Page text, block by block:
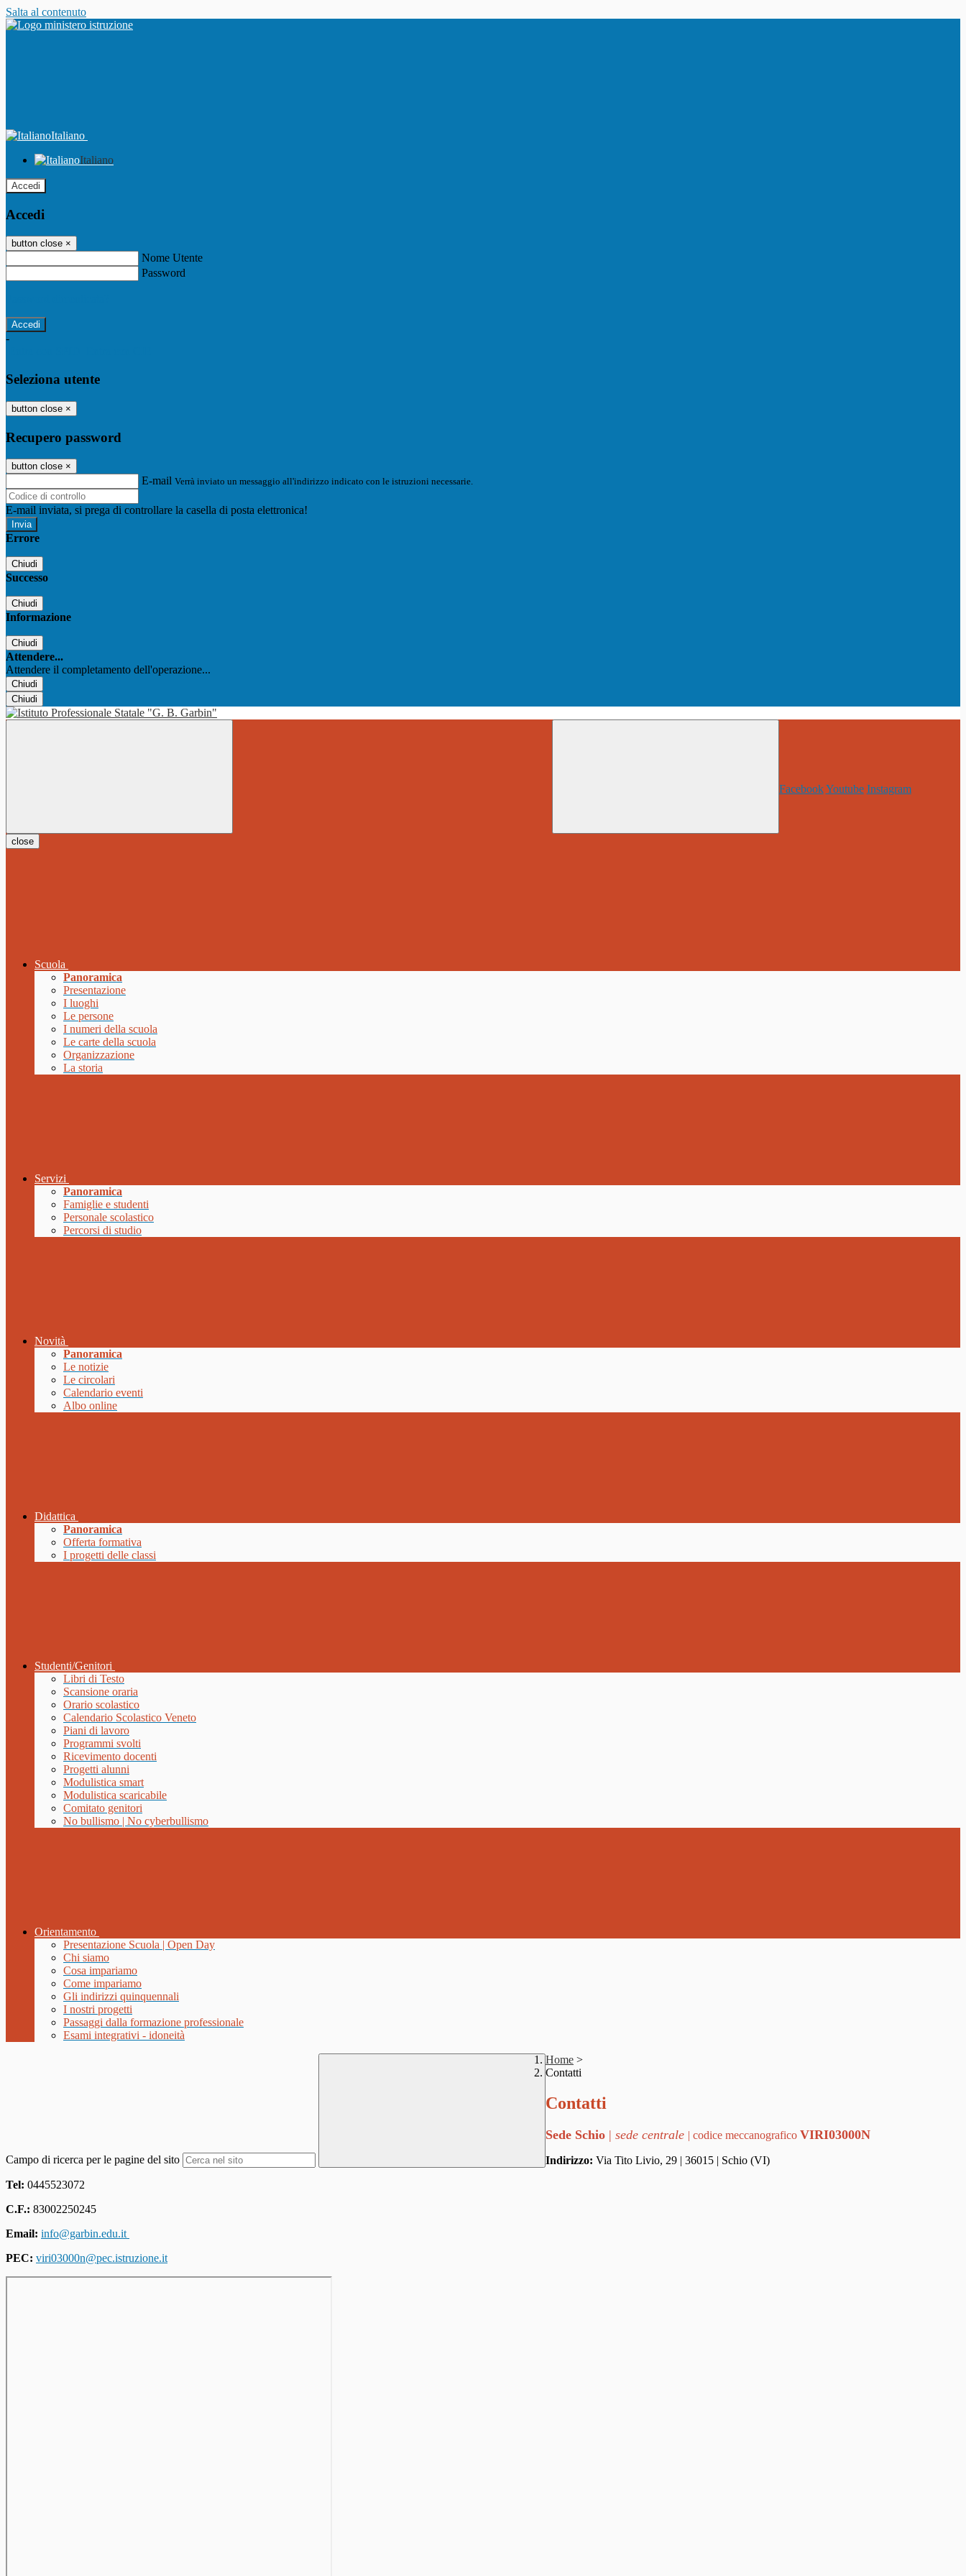
Salta al contenuto
Italiano
Italiano
Accedi
Accedi
button close ×
Nome Utente
Password
-
Seleziona utente
button close ×
Recupero password
button close ×
E-mail Verrà inviato un messaggio all'indirizzo indicato con le istruzioni necessarie.
E-mail inviata, si prega di controllare la casella di posta elettronica!
Errore
Chiudi
Successo
Chiudi
Informazione
Chiudi
Attendere...
Attendere il completamento dell'operazione...
Chiudi
Chiudi
FacebookYoutube Instagram
close
Scuola
Panoramica
Presentazione
I luoghi
Le persone
I numeri della scuola
Le carte della scuola
Organizzazione
La storia
Servizi
Panoramica
Famiglie e studenti
Personale scolastico
Percorsi di studio
Novità
Panoramica
Le notizie
Le circolari
Calendario eventi
Albo online
Didattica
Panoramica
Offerta formativa
I progetti delle classi
Studenti/Genitori
Libri di Testo
Scansione oraria
Orario scolastico
Calendario Scolastico Veneto
Piani di lavoro
Programmi svolti
Ricevimento docenti
Progetti alunni
Modulistica smart
Modulistica scaricabile
Comitato genitori
No bullismo | No cyberbullismo
Orientamento
Presentazione Scuola | Open Day
Chi siamo
Cosa impariamo
Come impariamo
Gli indirizzi quinquennali
I nostri progetti
Passaggi dalla formazione professionale
Esami integrativi - idoneità
Campo di ricerca per le pagine del sito
Home >
Contatti
Contatti
Sede Schio | sede centrale | codice meccanografico VIRI03000N
Indirizzo: Via Tito Livio, 29 | 36015 | Schio (VI)
Tel: 0445523072
C.F.: 83002250245
Email: info@garbin.edu.it
PEC: viri03000n@pec.istruzione.it